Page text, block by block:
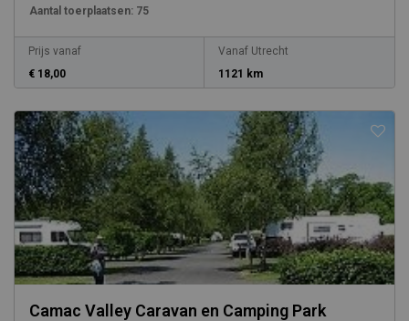
Aantal toerplaatsen: 75
Prijs vanaf
€ 18,00
Vanaf Utrecht
1121 km
Camac Valley Caravan en Camping Park